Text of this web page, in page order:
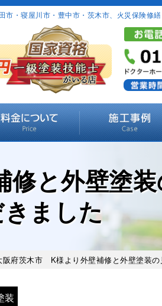
市・寝屋川市・豊中市・茨木市、火災保険修
と外壁塗
ました
阪府茨木市 K様より外壁補修と外壁塗装の
装